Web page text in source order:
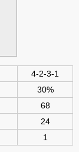
4-2-3-1
30%
68
24
1